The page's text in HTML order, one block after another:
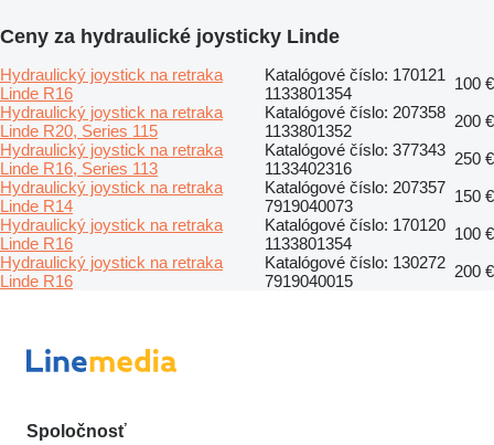
Ceny za hydraulické joysticky Linde
Hydraulický joystick na retraka
Linde R16
Katalógové číslo: 170121
1133801354
100 €
Hydraulický joystick na retraka
Linde R20, Series 115
Katalógové číslo: 207358
1133801352
200 €
Hydraulický joystick na retraka
Linde R16, Series 113
Katalógové číslo: 377343
1133402316
250 €
Hydraulický joystick na retraka
Linde R14
Katalógové číslo: 207357
7919040073
150 €
Hydraulický joystick na retraka
Linde R16
Katalógové číslo: 170120
1133801354
100 €
Hydraulický joystick na retraka
Linde R16
Katalógové číslo: 130272
7919040015
200 €
Spoločnosť